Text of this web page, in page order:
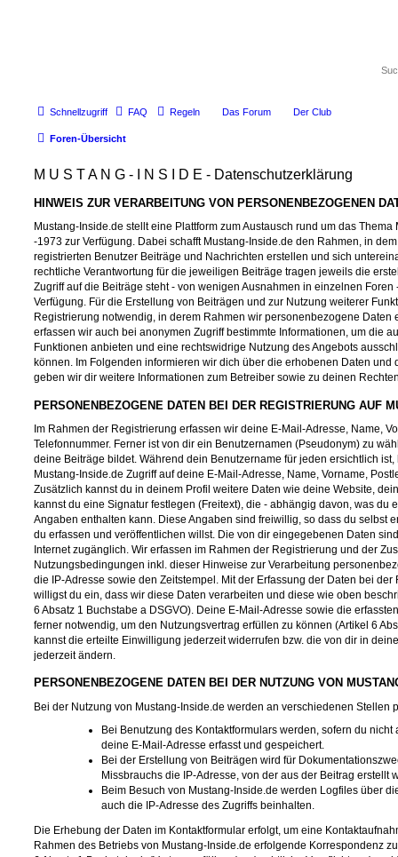
Schnellzugriff FAQ Regeln Das Forum Der Club
Foren-Übersicht
M U S T A N G - I N S I D E - Datenschutzerklärung
HINWEIS ZUR VERARBEITUNG VON PERSONENBEZOGENEN
Mustang-Inside.de stellt eine Plattform zum Austausch rund um das
-1973 zur Verfügung. Dabei schafft Mustang-Inside.de den Rahmen, in
registrierten Benutzer Beiträge und Nachrichten erstellen und sich
rechtliche Verantwortung für die jeweiligen Beiträge tragen jeweils die
Zugriff auf die Beiträge steht - von wenigen Ausnahmen in einzelnen
Verfügung. Für die Erstellung von Beiträgen und zur Nutzung weiterer
Registrierung notwendig, in derem Rahmen wir personenbezogene Daten
erfassen wir auch bei anonymen Zugriff bestimmte Informationen, um die
Funktionen anbieten und eine rechtswidrige Nutzung des Angebots
können. Im Folgenden informieren wir dich über die erhobenen Daten und
geben wir dir weitere Informationen zum Betreiber sowie zu deinen
PERSONENBEZOGENE DATEN BEI DER REGISTRIERUNG AUF
Im Rahmen der Registrierung erfassen wir deine E-Mail-Adresse, Name,
Telefonnummer. Ferner ist von dir ein Benutzernamen (Pseudonym) zu
deine Beiträge bildet. Während dein Benutzername für jeden ersichtlich
Mustang-Inside.de Zugriff auf deine E-Mail-Adresse, Name, Vorname,
Zusätzlich kannst du in deinem Profil weitere Daten wie deine Website,
kannst du eine Signatur festlegen (Freitext), die - abhängig davon, was du
Angaben enthalten kann. Diese Angaben sind freiwillig, so dass du selbst
du erfassen und veröffentlichen willst. Die von dir eingegebenen Daten
Internet zugänglich. Wir erfassen im Rahmen der Registrierung und der
Nutzungsbedingungen inkl. dieser Hinweise zur Verarbeitung
die IP-Adresse sowie den Zeitstempel. Mit der Erfassung der Daten bei
willigst du ein, dass wir diese Daten verarbeiten und diese wie oben
6 Absatz 1 Buchstabe a DSGVO). Deine E-Mail-Adresse sowie die
ferner notwendig, um den Nutzungsvertrag erfüllen zu können (Artikel 6
kannst die erteilte Einwilligung jederzeit widerrufen bzw. die von dir in
jederzeit ändern.
PERSONENBEZOGENE DATEN BEI DER NUTZUNG VON
Bei der Nutzung von Mustang-Inside.de werden an verschiedenen Stellen
Bei Benutzung des Kontaktformulars werden, sofern du
deine E-Mail-Adresse erfasst und gespeichert.
Bei der Erstellung von Beiträgen wird für
Missbrauchs die IP-Adresse, von der aus der Beitrag erstellt
Beim Besuch von Mustang-Inside.de werden Logfiles über
auch die IP-Adresse des Zugriffs beinhalten.
Die Erhebung der Daten im Kontaktformular erfolgt, um eine
Rahmen des Betriebs von Mustang-Inside.de erfolgende Korrespondenz